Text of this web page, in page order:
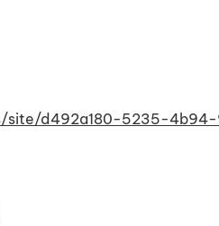
site/d492a180-5235-